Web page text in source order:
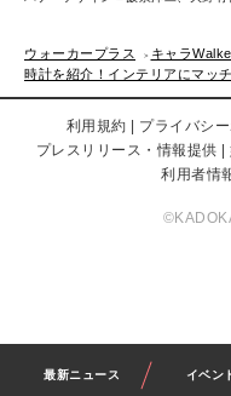
最新ニュース イベン
ウォーカープラス キャラ
時計を紹介！インテリアにマッ
利用規約 プライバシ
プレスリリース・情報提供
利用者情